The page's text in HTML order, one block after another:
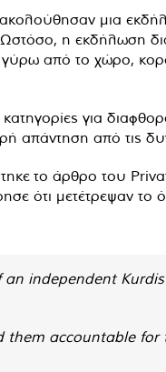
μια
η εκδήλωση
από το χώρο,
για
απάντηση από τις
το άρθρο του
ότι μετέτρεψαν
independent
them accountable